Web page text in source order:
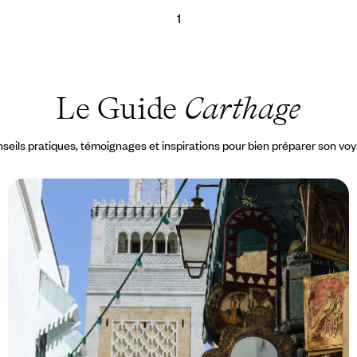
1
Le Guide Carthage
pratiques, témoignages et inspirations pour bien préparer son